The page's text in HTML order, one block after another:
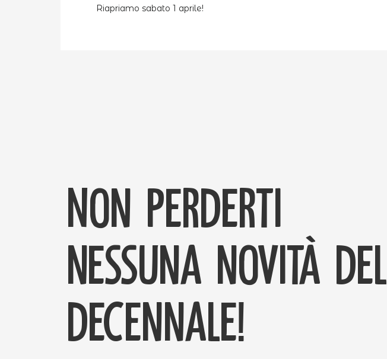
Riapriamo sabato 1 aprile!
Non perderti
nessuna novità del
decennale!